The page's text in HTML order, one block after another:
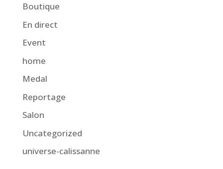
Boutique
En direct
Event
home
Medal
Reportage
Salon
Uncategorized
universe-calissanne